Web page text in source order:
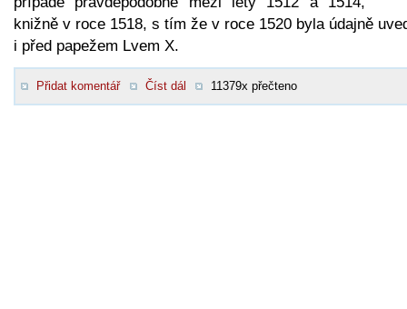
knižně v roce 1518, s tím že v roce 1520 byla údajně
i před papežem Lvem X.
Přidat komentář Číst dál 11379x přečteno